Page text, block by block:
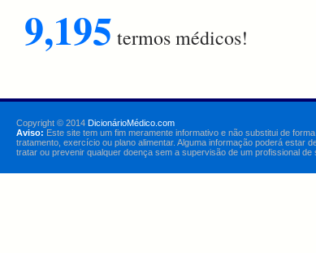
9,195 termos médicos!
Copyright © 2014 DicionárioMédico.com
Aviso: Este site tem um fim meramente informativo e não substitui de
tratamento, exercício ou plano alimentar. Alguma informação poderá estar
tratar ou prevenir qualquer doença sem a supervisão de um profissional de